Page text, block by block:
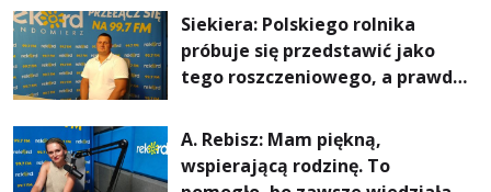
rachunki za energię, lepszy
komfort życia i... czystsze
powietrze
Siekiera: Polskiego rolnika
próbuje się przedstawić jako
tego roszczeniowego, a prawda
A. Rebisz: Mam piękną,
wspierającą rodzinę. To